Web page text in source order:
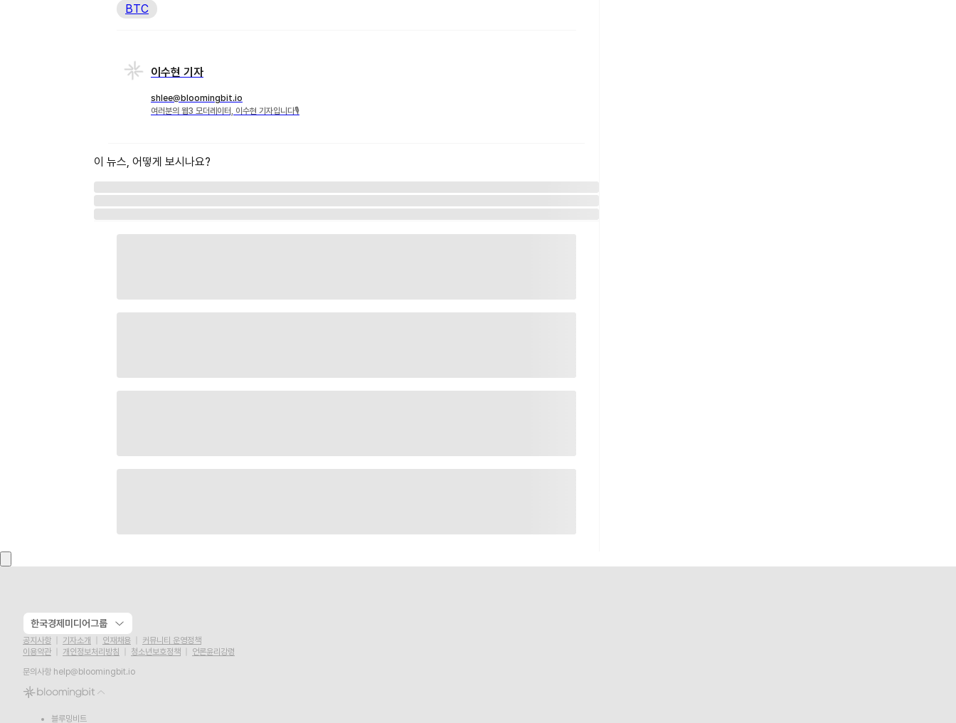
BTC
이수현 기자
shlee@bloomingbit.io
여러분의 웹3 모더레이터, 이수현 기자입니다🎙
이 뉴스, 어떻게 보시나요?
한국경제미디어그룹
공지사항 기자소개 인재채용
커뮤니티 운영정책
이용약관
개인정보처리방침 청소년보호정책
언론윤리강령
문의사항 help@bloomingbit.io
블루밍비트